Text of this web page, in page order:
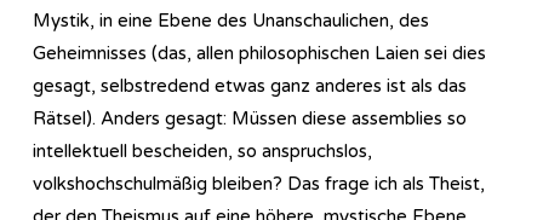
Mystik, in eine Ebene des Unanschaulichen, des
Geheimnisses (das, allen philosophischen Laien sei dies
gesagt, selbstredend etwas ganz anderes ist als das
Rätsel). Anders gesagt: Müssen diese assemblies so
intellektuell bescheiden, so anspruchslos,
volkshochschulmäßig bleiben? Das frage ich als Theist,